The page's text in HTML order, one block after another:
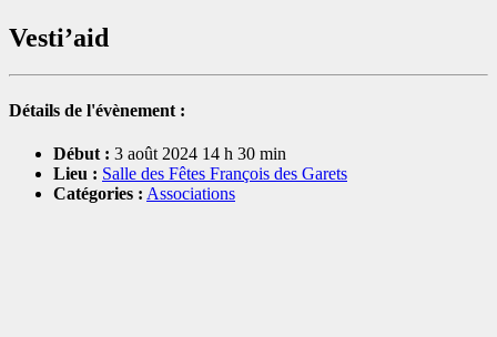
Vesti’aid
Détails de l'évènement :
Début : 3 août 2024 14 h 30 min
Lieu : Salle des Fêtes François des Garets
Catégories : Associations